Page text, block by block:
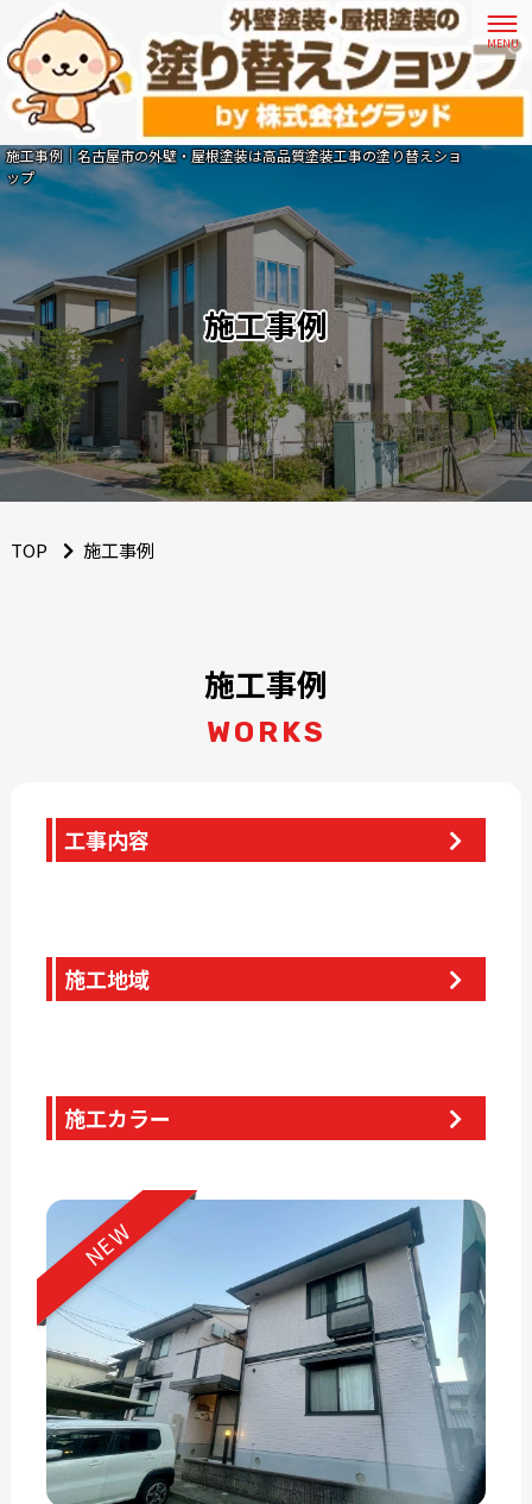
施工事例｜名古屋市の外壁・屋根塗装は高品質塗装工事の塗り替えショ
ップ
施工事例
TOP 施工事例
施工事例
WORKS
工事内容
施工地域
施工カラー
NEW